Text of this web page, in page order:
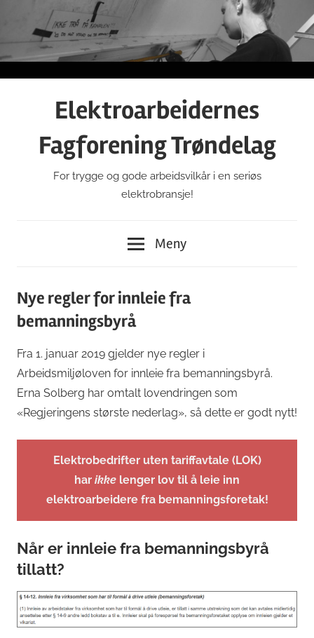
Elektroarbeidernes
Fagforening Trøndelag
For trygge og gode arbeidsvilkår i en seriøs
elektrobransje!
Meny
Nye regler for innleie fra
bemanningsbyrå
Fra 1. januar 2019 gjelder nye regler i
Arbeidsmiljøloven for innleie fra bemanningsbyrå.
Erna Solberg har omtalt lovendringen som
«Regjeringens største nederlag», så dette er godt nytt!
Elektrobedrifter uten tariffavtale (LOK)
har ikke lenger lov til å leie inn
elektroarbeidere fra bemanningsforetak!
Når er innleie fra bemanningsbyrå
tillatt?